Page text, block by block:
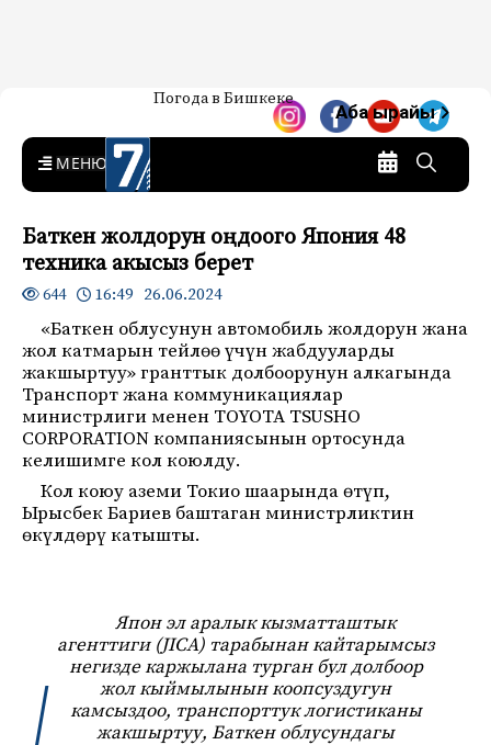
7-канал. Жаңылыктар —
Кыргызстан
Жаңылыктар — Кыргызстан
Погода в Бишкеке
Аба ырайы
MENU
Баткен жолдорун оңдоого Япония 48
техника акысыз берет
644 16:49 26.06.2024
«Баткен облусунун автомобиль жолдорун жана
жол катмарын тейлөө үчүн жабдууларды
жакшыртуу» гранттык долбоорунун алкагында
Транспорт жана коммуникациялар
министрлиги менен TOYOTA TSUSHO
CORPORATION компаниясынын ортосунда
келишимге кол коюлду.
Кол коюу аземи Токио шаарында өтүп,
Ырысбек Бариев баштаган министрликтин
өкүлдөрү катышты.
Япон эл аралык кызматташтык
агенттиги (JICA) тарабынан кайтарымсыз
негизде каржылана турган бул долбоор
жол кыймылынын коопсуздугун
камсыздоо, транспорттук логистиканы
жакшыртуу, Баткен облусундагы